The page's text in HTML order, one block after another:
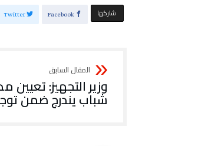
‫‫ شاركها‬ Facebook
Twitter
وزير التجهيز: تعيين
شباب يندرج ضمن